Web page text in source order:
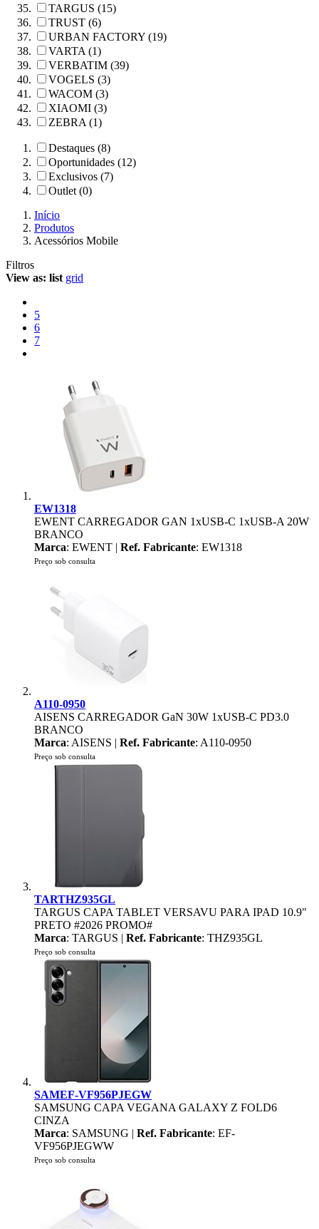
TARGUS (15)
TRUST (6)
URBAN FACTORY (19)
VARTA (1)
VERBATIM (39)
VOGELS (3)
WACOM (3)
XIAOMI (3)
ZEBRA (1)
Destaques (8)
Oportunidades (12)
Exclusivos (7)
Outlet (0)
Início
Produtos
Acessórios Mobile
Filtros
View as: list grid
5
6
7
EW1318
EWENT CARREGADOR GAN 1xUSB-C 1xUSB-A 20W
BRANCO
Marca: EWENT | Ref. Fabricante: EW1318
Preço sob consulta
A110-0950
AISENS CARREGADOR GaN 30W 1xUSB-C PD3.0
BRANCO
Marca: AISENS | Ref. Fabricante: A110-0950
Preço sob consulta
TARTHZ935GL
TARGUS CAPA TABLET VERSAVU PARA IPAD 10.9"
PRETO #2026 PROMO#
Marca: TARGUS | Ref. Fabricante: THZ935GL
Preço sob consulta
SAMEF-VF956PJEGW
SAMSUNG CAPA VEGANA GALAXY Z FOLD6
CINZA
Marca: SAMSUNG | Ref. Fabricante: EF-
VF956PJEGWW
Preço sob consulta